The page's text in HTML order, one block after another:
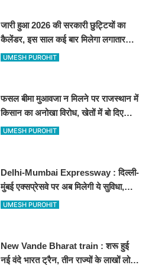
जारी हुआ 2026 की सरकारी छुट्टियों का
कैलेंडर, इस साल कई बार मिलेगा लगातार
अवकाश, देखें
UMESH PUROHIT
फसल बीमा मुआवजा न मिलने पर राजस्थान में
किसान का अनोखा विरोध, खेतों में बो दिए
500-500 रुपए के नोट, वीडियो वायरल
UMESH PUROHIT
Delhi-Mumbai Expressway : दिल्ली-
मुंबई एक्सप्रेसवे पर अब मिलेगी ये सुविधा,
हेलीकॉप्टर सर्विस से तुरंत घायल पहुंचेगा
UMESH PUROHIT
New Vande Bharat train : शरू हुई
नई वंदे भारत ट्रैन, तीन राज्यों के लाखों लोगों